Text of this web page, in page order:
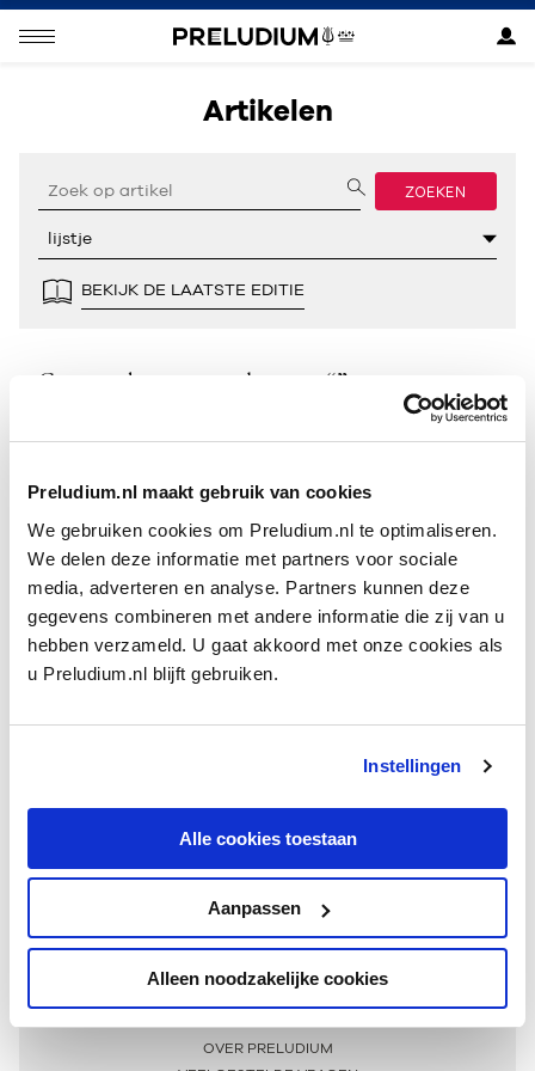
Preludium.nl maakt gebruik van cookies
We gebruiken cookies om Preludium.nl te optimaliseren.
We delen deze informatie met partners voor sociale
media, adverteren en analyse. Partners kunnen deze
gegevens combineren met andere informatie die zij van u
hebben verzameld. U gaat akkoord met onze cookies als
u Preludium.nl blijft gebruiken.
Instellingen
Alle cookies toestaan
Aanpassen
Alleen noodzakelijke cookies
Artikelen
ZOEKEN
BEKIJK DE LAATSTE EDITIE
Geen resultaten gevonden voor “”.
Meer informatie
OVER PRELUDIUM